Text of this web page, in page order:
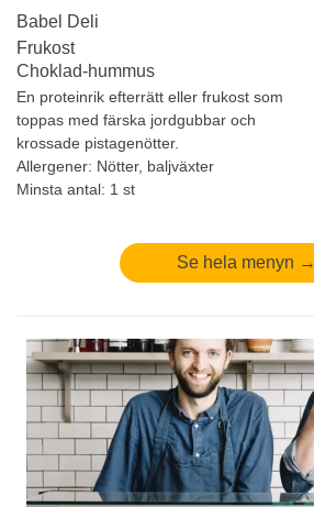
Babel Deli
Frukost
Choklad-hummus
En proteinrik efterrätt eller frukost som
toppas med färska jordgubbar och
krossade pistagenötter.
Allergener: Nötter, baljväxter
Minsta antal: 1 st
Se hela menyn →